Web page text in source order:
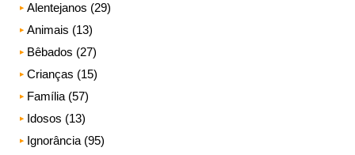
Alentejanos (29)
Animais (13)
Bêbados (27)
Crianças (15)
Família (57)
Idosos (13)
Ignorância (95)